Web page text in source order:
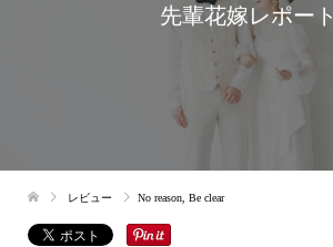
先輩花嫁レポート
レビュー No reason, Be clear